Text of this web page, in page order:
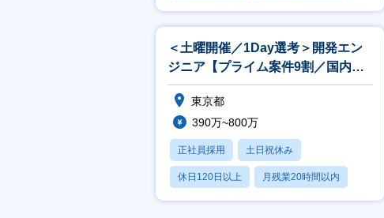
賞与あり
＜土曜開催／1Day選考＞開発エン
ジニア【プライム案件9割／国内最
大級の研修施設完備】
東京都
390万~800万
正社員採用 土日祝休み
休日120日以上 月残業20時間以内
賞与あり